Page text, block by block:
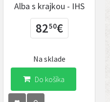
Alba s krajkou - IHS
8250€
Do košíka
Na sklade